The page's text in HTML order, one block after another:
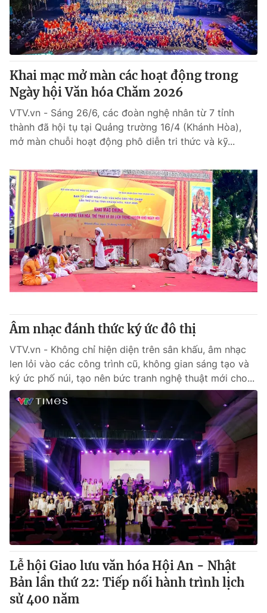
Thế giới đó đây
Câu chuyện quốc tế
Kinh tế
Tài chính
Thị trường
Góc doanh nghiệp
Dữ liệu và đời sống
Truyền hình
Phim VTV
Hậu trường
Nhân vật
Khán giả
Giải sao mai
Giải trí
Điện ảnh
Sao
Đời sống
Du lịch
Làm đẹp
Chất lượng cuộc sống
Giáo dục
Tuyển sinh
Học trực tuyến
Công nghệ
Hitech Công nghệ tương lai
Sản phẩm
Thị trường
Giao lưu trực tuyến
Lịch phát sóng
Chuyên mục khác
Emagazine Podcast
Photo Infographic
Video Shorts video
VTV Money VTV Thể thao
VTV Sức khoẻ Bất động sản
Thị trường 24h Tấm lòng Việt
VTV4 Vươn mình bằng AI
VTV9
Khai mạc mở màn các hoạt động trong
Ngày hội Văn hóa Chăm 2026
VTV.vn - Sáng 26/6, các đoàn nghệ nhân từ 7 tỉnh
thành đã hội tụ tại Quảng trường 16/4 (Khánh Hòa),
mở màn chuỗi hoạt động phô diễn tri thức và kỹ...
Âm nhạc đánh thức ký ức đô thị
VTV.vn - Không chỉ hiện diện trên sân khấu, âm nhạc
len lỏi vào các công trình cũ, không gian sáng tạo và
ký ức phố núi, tạo nên bức tranh nghệ thuật mới cho...
Lễ hội Giao lưu văn hóa Hội An - Nhật
Bản lần thứ 22: Tiếp nối hành trình lịch
sử 400 năm